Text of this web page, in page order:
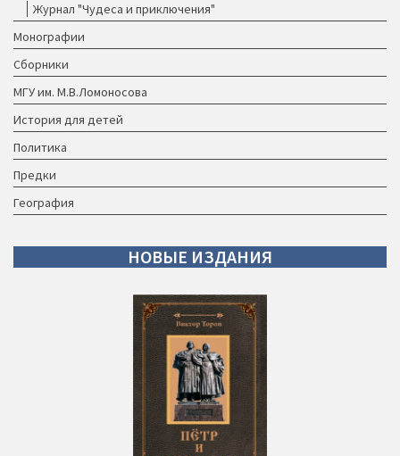
Журнал "Чудеса и приключения"
Монографии
Сборники
МГУ им. М.В.Ломоносова
История для детей
Политика
Предки
География
НОВЫЕ ИЗДАНИЯ